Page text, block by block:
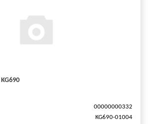
00000000332
KG690-01004